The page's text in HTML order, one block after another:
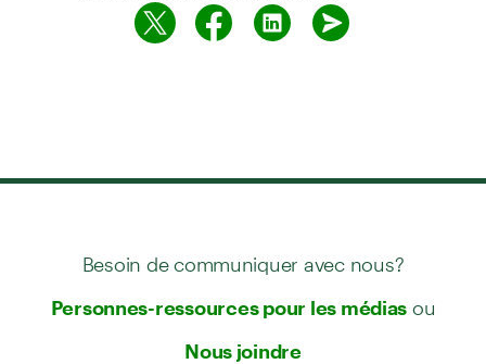
Besoin de communiquer avec nous?
Personnes-ressources pour les médias ou
Nous joindre